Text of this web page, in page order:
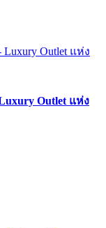
Outlet แห่ง